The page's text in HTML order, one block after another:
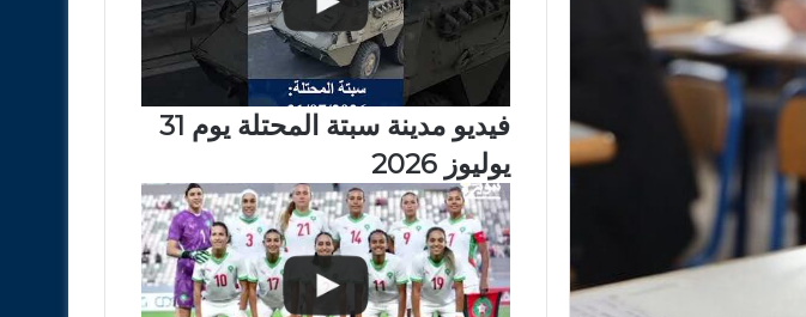
فيديو مدينة سبتة المحتلة يوم 31
يوليوز 2026